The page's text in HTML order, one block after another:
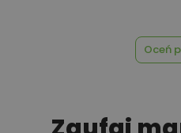
Tablica informacyjna
Oceń